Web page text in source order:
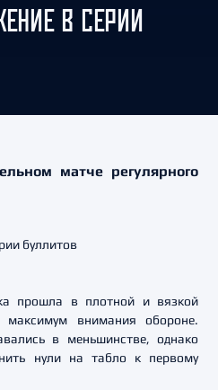
В СЕРИИ
матче регулярного
прошла в плотной и вязкой
максимум внимания обороне.
в меньшинстве, однако
нули на табло к первому